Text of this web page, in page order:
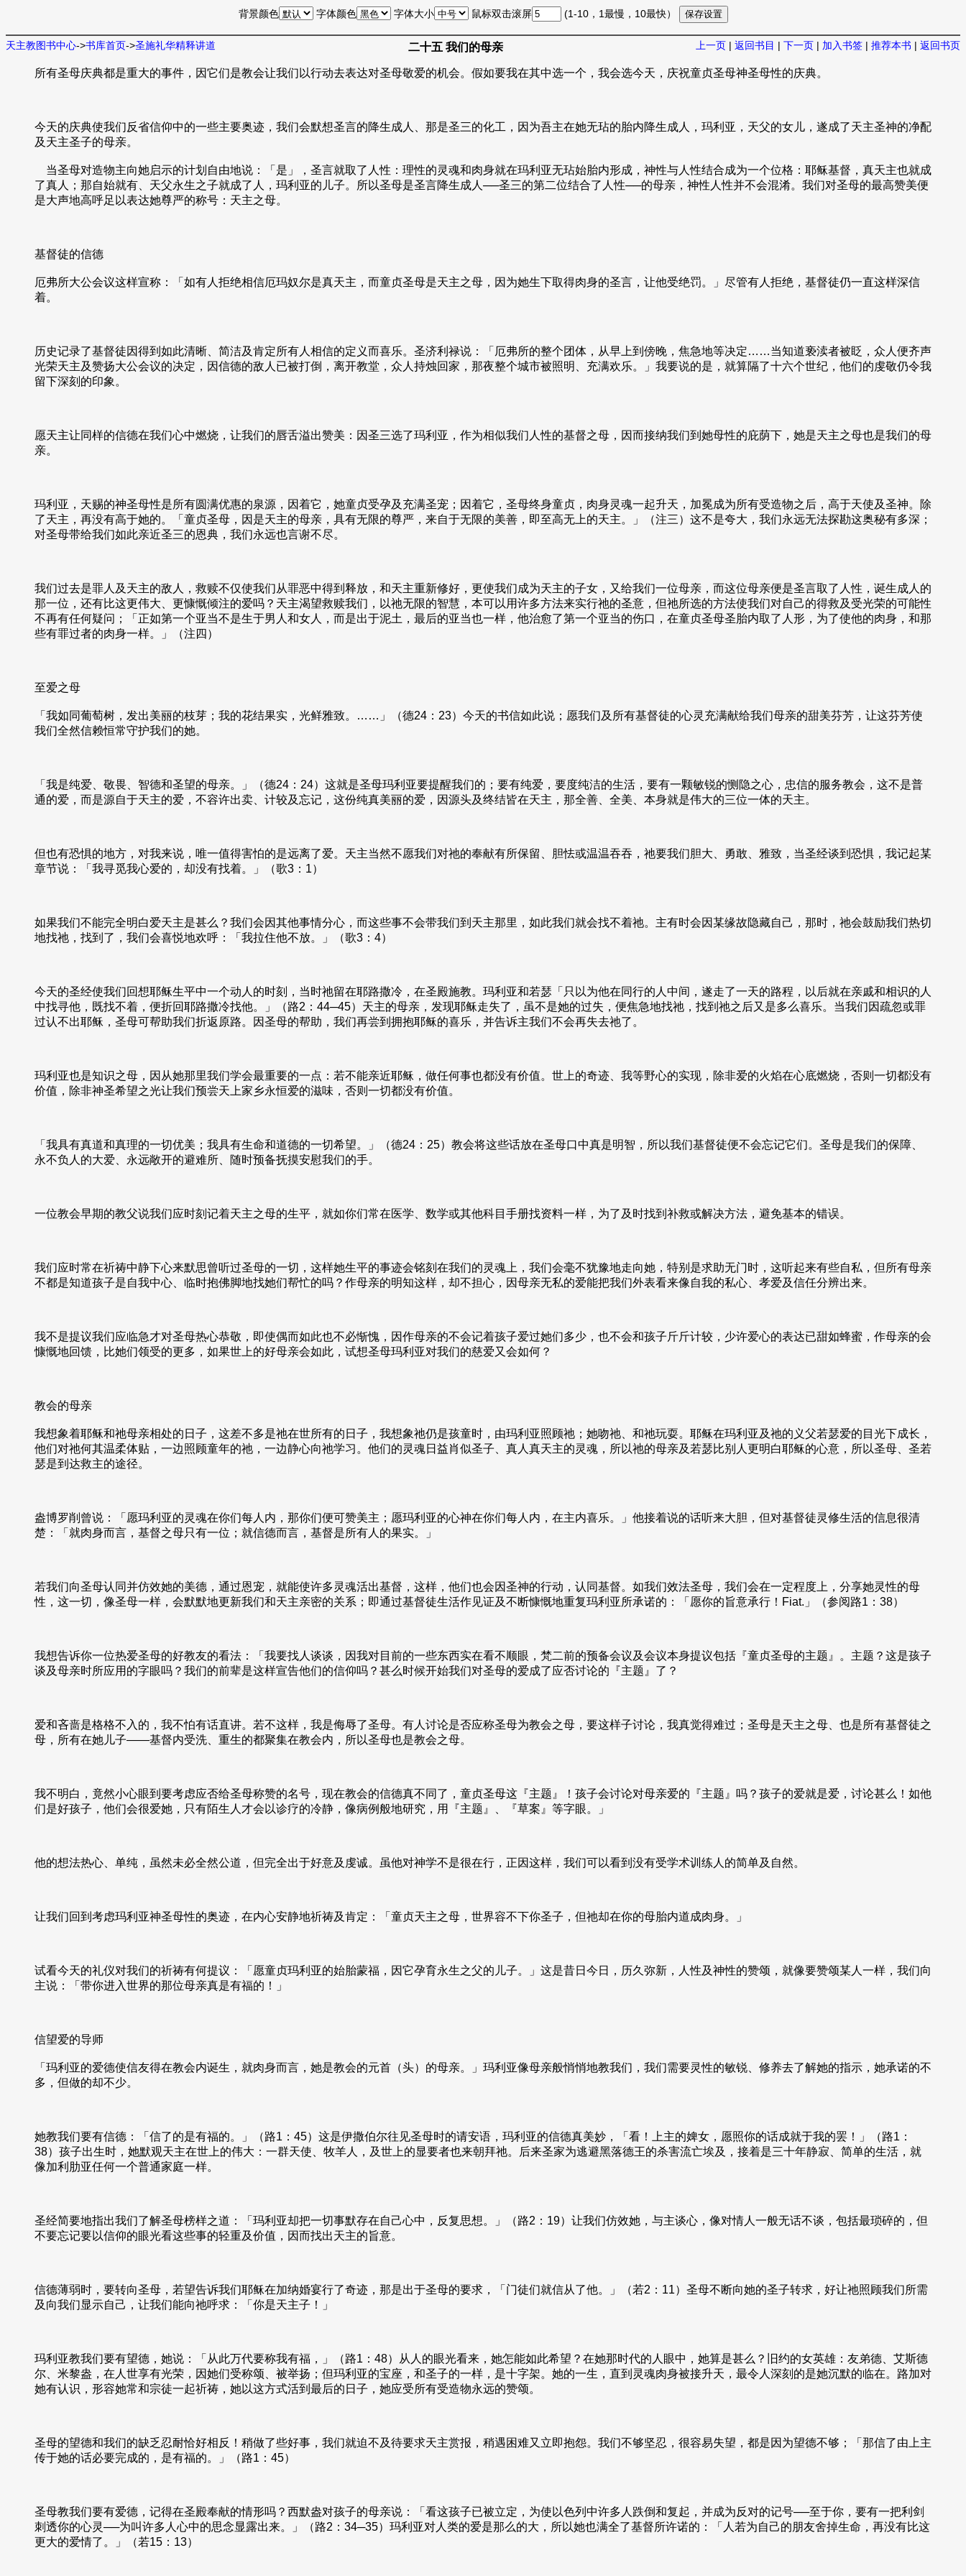
背景颜色 字体颜色 字体大小 鼠标双击滚屏 (1-10，1最慢，10最快）
天主教图书中心->书库首页->圣施礼华精释讲道 上一页 | 返回书目 | 下一页 | 加入书签 | 推荐本书 | 返回书页
二十五 我们的母亲
所有圣母庆典都是重大的事件，因它们是教会让我们以行动去表达对圣母敬爱的机会。假如要我在其中选一个，我会选今天，庆祝童贞圣母神圣母性的庆典。
今天的庆典使我们反省信仰中的一些主要奥迹，我们会默想圣言的降生成人、那是圣三的化工，因为吾主在她无玷的胎内降生成人，玛利亚，天父的女儿，遂成了天主圣神的净配
及天主圣子的母亲。
当圣母对造物主向她启示的计划自由地说：「是」，圣言就取了人性：理性的灵魂和肉身就在玛利亚无玷始胎内形成，神性与人性结合成为一个位格：耶稣基督，真天主也就成
了真人；那自始就有、天父永生之子就成了人，玛利亚的儿子。所以圣母是圣言降生成人──圣三的第二位结合了人性──的母亲，神性人性并不会混淆。我们对圣母的最高赞美便
是大声地高呼足以表达她尊严的称号：天主之母。
基督徒的信德
厄弗所大公会议这样宣称：「如有人拒绝相信厄玛奴尔是真天主，而童贞圣母是天主之母，因为她生下取得肉身的圣言，让他受绝罚。」尽管有人拒绝，基督徒仍一直这样深信
着。
历史记录了基督徒因得到如此清晰、简洁及肯定所有人相信的定义而喜乐。圣济利禄说：「厄弗所的整个团体，从早上到傍晚，焦急地等决定……当知道亵渎者被眨，众人便齐声
光荣天主及赞扬大公会议的决定，因信德的敌人已被打倒，离开教堂，众人持烛回家，那夜整个城市被照明、充满欢乐。」我要说的是，就算隔了十六个世纪，他们的虔敬仍令我
留下深刻的印象。
愿天主让同样的信德在我们心中燃烧，让我们的唇舌溢出赞美：因圣三选了玛利亚，作为相似我们人性的基督之母，因而接纳我们到她母性的庇荫下，她是天主之母也是我们的母
亲。
玛利亚，天赐的神圣母性是所有圆满优惠的泉源，因着它，她童贞受孕及充满圣宠；因着它，圣母终身童贞，肉身灵魂一起升天，加冕成为所有受造物之后，高于天使及圣神。除
了天主，再没有高于她的。「童贞圣母，因是天主的母亲，具有无限的尊严，来自于无限的美善，即至高无上的天主。」（注三）这不是夸大，我们永远无法探勘这奥秘有多深；
对圣母带给我们如此亲近圣三的恩典，我们永远也言谢不尽。
我们过去是罪人及天主的敌人，救赎不仅使我们从罪恶中得到释放，和天主重新修好，更使我们成为天主的子女，又给我们一位母亲，而这位母亲便是圣言取了人性，诞生成人的
那一位，还有比这更伟大、更慷慨倾注的爱吗？天主渴望救赎我们，以祂无限的智慧，本可以用许多方法来实行祂的圣意，但祂所选的方法使我们对自己的得救及受光荣的可能性
不再有任何疑问；「正如第一个亚当不是生于男人和女人，而是出于泥土，最后的亚当也一样，他治愈了第一个亚当的伤口，在童贞圣母圣胎内取了人形，为了使他的肉身，和那
些有罪过者的肉身一样。」（注四）
至爱之母
「我如同葡萄树，发出美丽的枝芽；我的花结果实，光鲜雅致。……」（德24：23）今天的书信如此说；愿我们及所有基督徒的心灵充满献给我们母亲的甜美芬芳，让这芬芳使
我们全然信赖恒常守护我们的她。
「我是纯爱、敬畏、智德和圣望的母亲。」（德24：24）这就是圣母玛利亚要提醒我们的；要有纯爱，要度纯洁的生活，要有一颗敏锐的恻隐之心，忠信的服务教会，这不是普
通的爱，而是源自于天主的爱，不容许出卖、计较及忘记，这份纯真美丽的爱，因源头及终结皆在天主，那全善、全美、本身就是伟大的三位一体的天主。
但也有恐惧的地方，对我来说，唯一值得害怕的是远离了爱。天主当然不愿我们对祂的奉献有所保留、胆怯或温温吞吞，祂要我们胆大、勇敢、雅致，当圣经谈到恐惧，我记起某
章节说：「我寻觅我心爱的，却没有找着。」（歌3：1）
如果我们不能完全明白爱天主是甚么？我们会因其他事情分心，而这些事不会带我们到天主那里，如此我们就会找不着祂。主有时会因某缘故隐藏自己，那时，祂会鼓励我们热切
地找祂，找到了，我们会喜悦地欢呼：「我拉住他不放。」（歌3：4）
今天的圣经使我们回想耶稣生平中一个动人的时刻，当时祂留在耶路撒冷，在圣殿施教。玛利亚和若瑟「只以为他在同行的人中间，遂走了一天的路程，以后就在亲戚和相识的人
中找寻他，既找不着，便折回耶路撒冷找他。」（路2：44─45）天主的母亲，发现耶稣走失了，虽不是她的过失，便焦急地找祂，找到祂之后又是多么喜乐。当我们因疏忽或罪
过认不出耶稣，圣母可帮助我们折返原路。因圣母的帮助，我们再尝到拥抱耶稣的喜乐，并告诉主我们不会再失去祂了。
玛利亚也是知识之母，因从她那里我们学会最重要的一点：若不能亲近耶稣，做任何事也都没有价值。世上的奇迹、我等野心的实现，除非爱的火焰在心底燃烧，否则一切都没有
价值，除非神圣希望之光让我们预尝天上家乡永恒爱的滋味，否则一切都没有价值。
「我具有真道和真理的一切优美；我具有生命和道德的一切希望。」（德24：25）教会将这些话放在圣母口中真是明智，所以我们基督徒便不会忘记它们。圣母是我们的保障、
永不负人的大爱、永远敞开的避难所、随时预备抚摸安慰我们的手。
一位教会早期的教父说我们应时刻记着天主之母的生平，就如你们常在医学、数学或其他科目手册找资料一样，为了及时找到补救或解决方法，避免基本的错误。
我们应时常在祈祷中静下心来默思曾听过圣母的一切，这样她生平的事迹会铭刻在我们的灵魂上，我们会毫不犹豫地走向她，特别是求助无门时，这听起来有些自私，但所有母亲
不都是知道孩子是自我中心、临时抱佛脚地找她们帮忙的吗？作母亲的明知这样，却不担心，因母亲无私的爱能把我们外表看来像自我的私心、孝爱及信任分辨出来。
我不是提议我们应临急才对圣母热心恭敬，即使偶而如此也不必惭愧，因作母亲的不会记着孩子爱过她们多少，也不会和孩子斤斤计较，少许爱心的表达已甜如蜂蜜，作母亲的会
慷慨地回馈，比她们领受的更多，如果世上的好母亲会如此，试想圣母玛利亚对我们的慈爱又会如何？
教会的母亲
我想象着耶稣和祂母亲相处的日子，这差不多是祂在世所有的日子，我想象祂仍是孩童时，由玛利亚照顾祂；她吻祂、和祂玩耍。耶稣在玛利亚及祂的义父若瑟爱的目光下成长，
他们对祂何其温柔体贴，一边照顾童年的祂，一边静心向祂学习。他们的灵魂日益肖似圣子、真人真天主的灵魂，所以祂的母亲及若瑟比别人更明白耶稣的心意，所以圣母、圣若
瑟是到达救主的途径。
盎博罗削曾说：「愿玛利亚的灵魂在你们每人内，那你们便可赞美主；愿玛利亚的心神在你们每人内，在主内喜乐。」他接着说的话听来大胆，但对基督徒灵修生活的信息很清
楚：「就肉身而言，基督之母只有一位；就信德而言，基督是所有人的果实。」
若我们向圣母认同并仿效她的美德，通过恩宠，就能使许多灵魂活出基督，这样，他们也会因圣神的行动，认同基督。如我们效法圣母，我们会在一定程度上，分享她灵性的母
性，这一切，像圣母一样，会默默地更新我们和天主亲密的关系；即通过基督徒生活作见证及不断慷慨地重复玛利亚所承诺的：「愿你的旨意承行！Fiat.」（参阅路1：38）
我想告诉你一位热爱圣母的好教友的看法：「我要找人谈谈，因我对目前的一些东西实在看不顺眼，梵二前的预备会议及会议本身提议包括『童贞圣母的主题』。主题？这是孩子
谈及母亲时所应用的字眼吗？我们的前辈是这样宣告他们的信仰吗？甚么时候开始我们对圣母的爱成了应否讨论的『主题』了？
爱和吝啬是格格不入的，我不怕有话直讲。若不这样，我是侮辱了圣母。有人讨论是否应称圣母为教会之母，要这样子讨论，我真觉得难过；圣母是天主之母、也是所有基督徒之
母，所有在她儿子——基督内受洗、重生的都聚集在教会内，所以圣母也是教会之母。
我不明白，竟然小心眼到要考虑应否给圣母称赞的名号，现在教会的信德真不同了，童贞圣母这『主题』！孩子会讨论对母亲爱的『主题』吗？孩子的爱就是爱，讨论甚么！如他
们是好孩子，他们会很爱她，只有陌生人才会以诊疗的冷静，像病例般地研究，用『主题』、『草案』等字眼。」
他的想法热心、单纯，虽然未必全然公道，但完全出于好意及虔诚。虽他对神学不是很在行，正因这样，我们可以看到没有受学术训练人的简单及自然。
让我们回到考虑玛利亚神圣母性的奥迹，在内心安静地祈祷及肯定：「童贞天主之母，世界容不下你圣子，但祂却在你的母胎内道成肉身。」
试看今天的礼仪对我们的祈祷有何提议：「愿童贞玛利亚的始胎蒙福，因它孕育永生之父的儿子。」这是昔日今日，历久弥新，人性及神性的赞颂，就像要赞颂某人一样，我们向
主说：「带你进入世界的那位母亲真是有福的！」
信望爱的导师
「玛利亚的爱德使信友得在教会内诞生，就肉身而言，她是教会的元首（头）的母亲。」玛利亚像母亲般悄悄地教我们，我们需要灵性的敏锐、修养去了解她的指示，她承诺的不
多，但做的却不少。
她教我们要有信德：「信了的是有福的。」（路1：45）这是伊撒伯尔往见圣母时的请安语，玛利亚的信德真美妙，「看！上主的婢女，愿照你的话成就于我的罢！」（路1：
38）孩子出生时，她默观天主在世上的伟大：一群天使、牧羊人，及世上的显要者也来朝拜祂。后来圣家为逃避黑落德王的杀害流亡埃及，接着是三十年静寂、简单的生活，就
像加利肋亚任何一个普通家庭一样。
圣经简要地指出我们了解圣母榜样之道：「玛利亚却把一切事默存在自己心中，反复思想。」（路2：19）让我们仿效她，与主谈心，像对情人一般无话不谈，包括最琐碎的，但
不要忘记要以信仰的眼光看这些事的轻重及价值，因而找出天主的旨意。
信德薄弱时，要转向圣母，若望告诉我们耶稣在加纳婚宴行了奇迹，那是出于圣母的要求，「门徒们就信从了他。」（若2：11）圣母不断向她的圣子转求，好让祂照顾我们所需
及向我们显示自己，让我们能向祂呼求：「你是天主子！」
玛利亚教我们要有望德，她说：「从此万代要称我有福，」（路1：48）从人的眼光看来，她怎能如此希望？在她那时代的人眼中，她算是甚么？旧约的女英雄：友弟德、艾斯德
尔、米黎盎，在人世享有光荣，因她们受称颂、被举扬；但玛利亚的宝座，和圣子的一样，是十字架。她的一生，直到灵魂肉身被接升天，最令人深刻的是她沉默的临在。路加对
她有认识，形容她常和宗徒一起祈祷，她以这方式活到最后的日子，她应受所有受造物永远的赞颂。
圣母的望德和我们的缺乏忍耐恰好相反！稍做了些好事，我们就迫不及待要求天主赏报，稍遇困难又立即抱怨。我们不够坚忍，很容易失望，都是因为望德不够；「那信了由上主
传于她的话必要完成的，是有福的。」（路1：45）
圣母教我们要有爱德，记得在圣殿奉献的情形吗？西默盎对孩子的母亲说：「看这孩子已被立定，为使以色列中许多人跌倒和复起，并成为反对的记号──至于你，要有一把利剑
刺透你的心灵──为叫许多人心中的思念显露出来。」（路2：34─35）玛利亚对人类的爱是那么的大，所以她也满全了基督所许诺的：「人若为自己的朋友舍掉生命，再没有比这
更大的爱情了。」（若15：13）